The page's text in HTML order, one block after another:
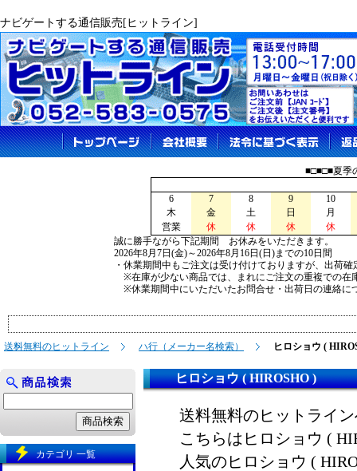
ナビゲートする通信販売[ヒットライン]
■□■□■夏季
6 7 8 9
10
木
金 土 日
月
営業
休 休 休
休
誠に勝手ながら下記期間 お休みをいただきます。
2026年8月7日(金)～2026年8月16日(日)までの10日間
・休業期間中もご注文は受け付けておりますが、出荷
※在庫が少ない商品では、まれにご注文の重複での在
※休業期間中にいただいたお問合せ・出荷日の連絡に
送料無料のヒットライン ハ行（メーカー名検索） ヒロショウ (
ヒロショウ ( HIROSHO )
送料無料のヒットライ
こちらはヒロショウ (
人気のヒロショウ (
カテゴリ 一覧